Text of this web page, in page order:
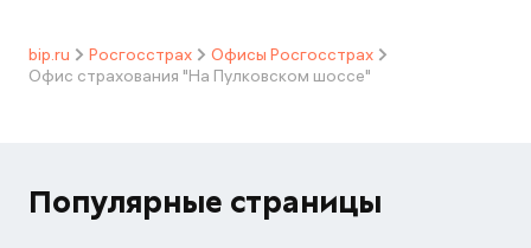
bip.ru Росгосстрах
Офисы Росгосстрах
Офис страхования "На Пулковском шоссе"
Популярные страницы